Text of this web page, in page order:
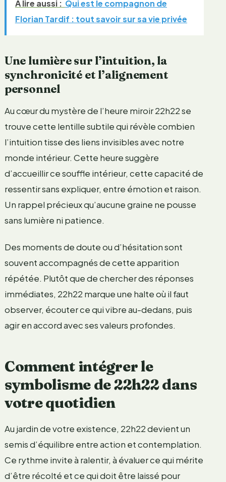
A lire aussi : Qui est le compagnon de
Florian Tardif : tout savoir sur sa vie privée
Une lumière sur l’intuition, la
synchronicité et l’alignement
personnel
Au cœur du mystère de l’heure miroir 22h22 se
trouve cette lentille subtile qui révèle combien
l’intuition tisse des liens invisibles avec notre
monde intérieur. Cette heure suggère
d’accueillir ce souffle intérieur, cette capacité de
ressentir sans expliquer, entre émotion et raison.
Un rappel précieux qu’aucune graine ne pousse
sans lumière ni patience.
Des moments de doute ou d’hésitation sont
souvent accompagnés de cette apparition
répétée. Plutôt que de chercher des réponses
immédiates, 22h22 marque une halte où il faut
observer, écouter ce qui vibre au-dedans, puis
agir en accord avec ses valeurs profondes.
Comment intégrer le
symbolisme de 22h22 dans
votre quotidien
Au jardin de votre existence, 22h22 devient un
semis d’équilibre entre action et contemplation.
Ce rythme invite à ralentir, à évaluer ce qui mérite
d’être récolté et ce qui doit être laissé pour